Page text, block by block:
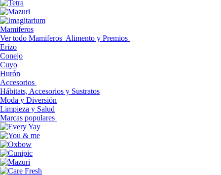
Mamiferos
Ver todo Mamiferos Alimento y Premios
Erizo
Conejo
Cuyo
Hurón
Accesorios
Hábitats, Accesorios y Sustratos
Moda y Diversión
Limpieza y Salud
Marcas populares